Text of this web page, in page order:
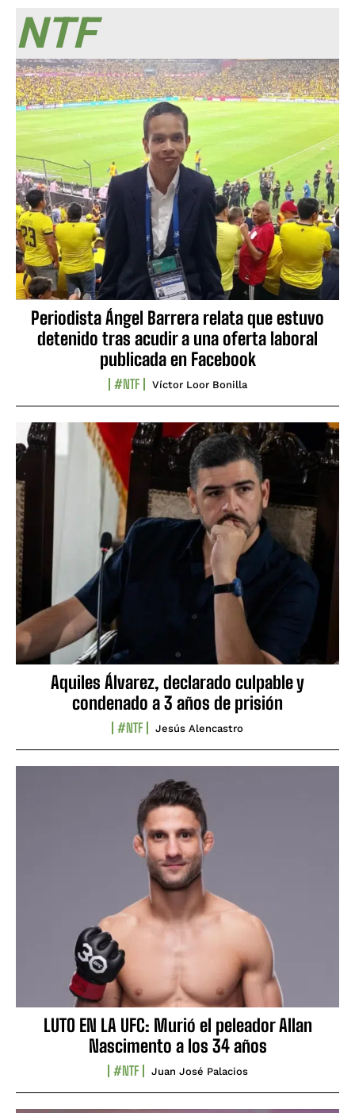
NTF
Periodista Ángel Barrera relata que estuvo
detenido tras acudir a una oferta laboral
publicada en Facebook
#NTF Víctor Loor Bonilla
Aquiles Álvarez, declarado culpable y
condenado a 3 años de prisión
#NTF Jesús Alencastro
LUTO EN LA UFC: Murió el peleador Allan
Nascimento a los 34 años
#NTF Juan José Palacios